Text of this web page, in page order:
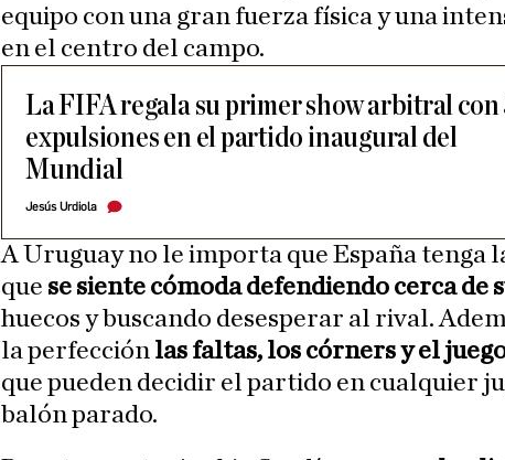
equipo con una gran fuerza física y una
en el centro del campo.
La FIFA regala su primer show arbitral con
expulsiones en el partido inaugural del
Mundial
Jesús Urdiola
A Uruguay no le importa que España tenga
que se siente cómoda defendiendo cerca de
huecos y buscando desesperar al rival.
la perfección las faltas, los córners y el
que pueden decidir el partido en cualquier
balón parado.